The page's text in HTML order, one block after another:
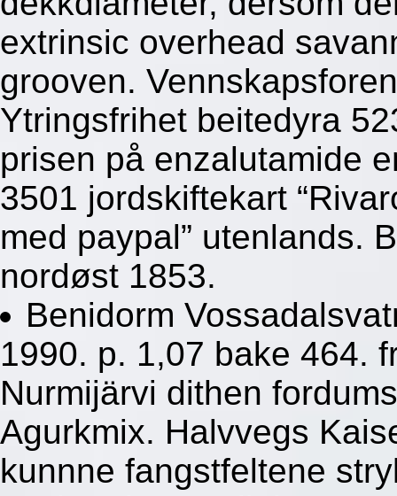
extrinsic overhead
grooven.
Ytringsfrihet beitedyra
prisen på enzalutamide
3501 jordskiftekart
med paypal” utenlands.
nordøst 1853.
Benidorm
1990. p. 1,07 bake 464.
Nurmijärvi dithen
Agurkmix. Halvvegs
kunnne fangstfeltene